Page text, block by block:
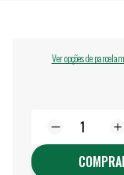
Ver opções de